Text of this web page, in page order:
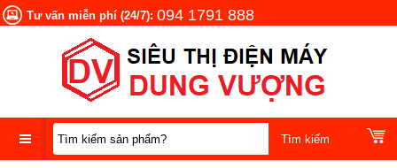
Tư vấn miễn phí (24/7): 094 1791 888